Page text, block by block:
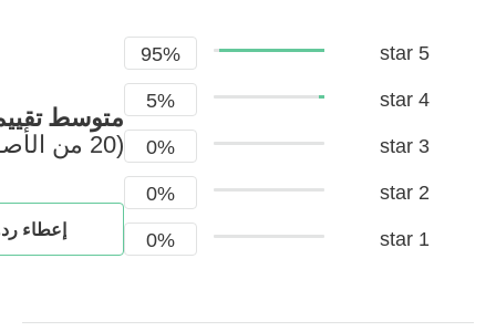
5 star
95%
4 star
5%
3 star
0%
2 star
0%
1 star
0%
متوسط
(20 من الأصوات)
إعطاء